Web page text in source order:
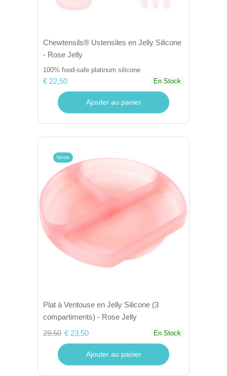
Chewtensils® Ustensiles en Jelly Silicone
- Rose Jelly
100% food-safe platinum silicone
€ 22,50 En Stock
Ajouter au panier
Vente
Plat à Ventouse en Jelly Silicone (3
compartiments) - Rose Jelly
29.50 € 23,50 En Stock
Ajouter au panier